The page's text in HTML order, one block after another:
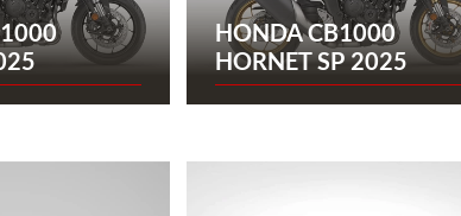
HONDA CB1000
HORNET SP 2025